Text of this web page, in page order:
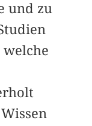
und zu
welche